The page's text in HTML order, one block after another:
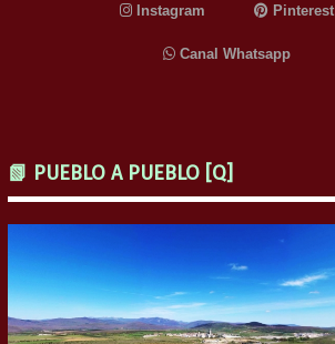
Instagram Pinterest
Canal Whatsapp
📗 PUEBLO A PUEBLO [Q]